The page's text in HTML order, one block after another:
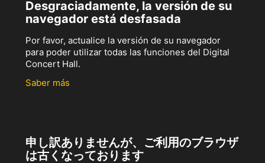
Desgraciadamente, la versión de su
navegador está desfasada
Por favor, actualice la versión de su navegador
para poder utilizar todas las funciones del Digital
Concert Hall.
Saber más
申し訳ありませんが、ご利用のブラウザ
は古くなっております